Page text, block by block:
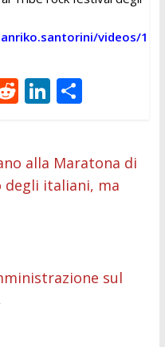
videos/1
R
di
t
Li
e
dI
C
di
vi
alla Maratona di
degli italiani, ma
sul